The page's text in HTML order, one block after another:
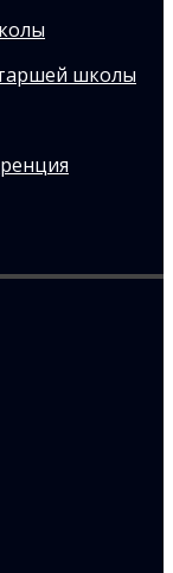
школы